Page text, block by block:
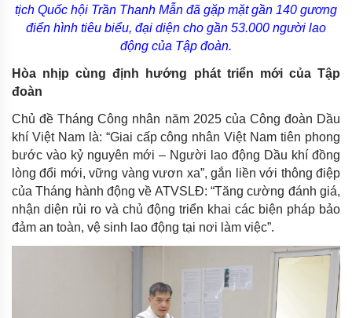
tịch Quốc hội Trần Thanh Mẫn đã gặp mặt gần 140 gương
điển hình tiêu biểu, đại diện cho gần 53.000 người lao
động của Tập đoàn.
Hòa nhịp cùng định hướng phát triển mới của Tập
đoàn
Chủ đề Tháng Công nhân năm 2025 của Công đoàn Dầu
khí Việt Nam là: “Giai cấp công nhân Việt Nam tiên phong
bước vào kỷ nguyên mới – Người lao động Dầu khí đồng
lòng đổi mới, vững vàng vươn xa”, gắn liền với thông điệp
của Tháng hành động về ATVSLĐ: “Tăng cường đánh giá,
nhận diện rủi ro và chủ động triển khai các biện pháp bảo
đảm an toàn, vệ sinh lao động tại nơi làm việc”.